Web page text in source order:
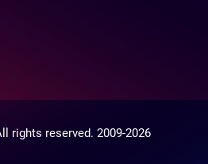
rights reserved. 2009-2026